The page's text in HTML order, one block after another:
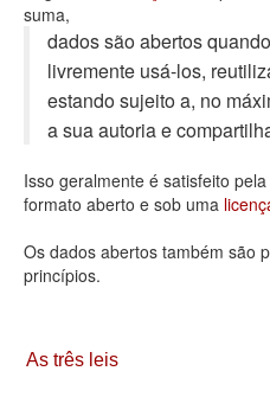
Catálogo de dados
Processo Legislativo
Deputados Estaduais
Administração
Legislação
Agenda
Contato
suma,
dados são abertos
livremente usá-los,
estando sujeito a, no
a sua autoria e
Isso geralmente é satisfeito
formato aberto e sob uma
Os dados abertos também são
princípios.
As três leis